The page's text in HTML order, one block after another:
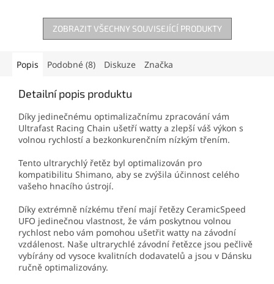
ZOBRAZIT VŠECHNY SOUVISEJÍCÍ PRODUKTY
Popis Podobné (8) Diskuze Značka
Detailní popis produktu
Díky jedinečnému optimalizačnímu zpracování vám
Ultrafast Racing Chain ušetří watty a zlepší váš výkon s
volnou rychlostí a bezkonkurenčním nízkým třením.
Tento ultrarychlý řetěz byl optimalizován pro
kompatibilitu Shimano, aby se zvýšila účinnost celého
vašeho hnacího ústrojí.
Díky extrémně nízkému tření mají řetězy CeramicSpeed ​​
UFO jedinečnou vlastnost, že vám poskytnou volnou
rychlost nebo vám pomohou ušetřit watty na závodní
vzdálenost. Naše ultrarychlé závodní řetězce jsou pečlivě
vybírány od vysoce kvalitních dodavatelů a jsou v Dánsku
ručně optimalizovány.